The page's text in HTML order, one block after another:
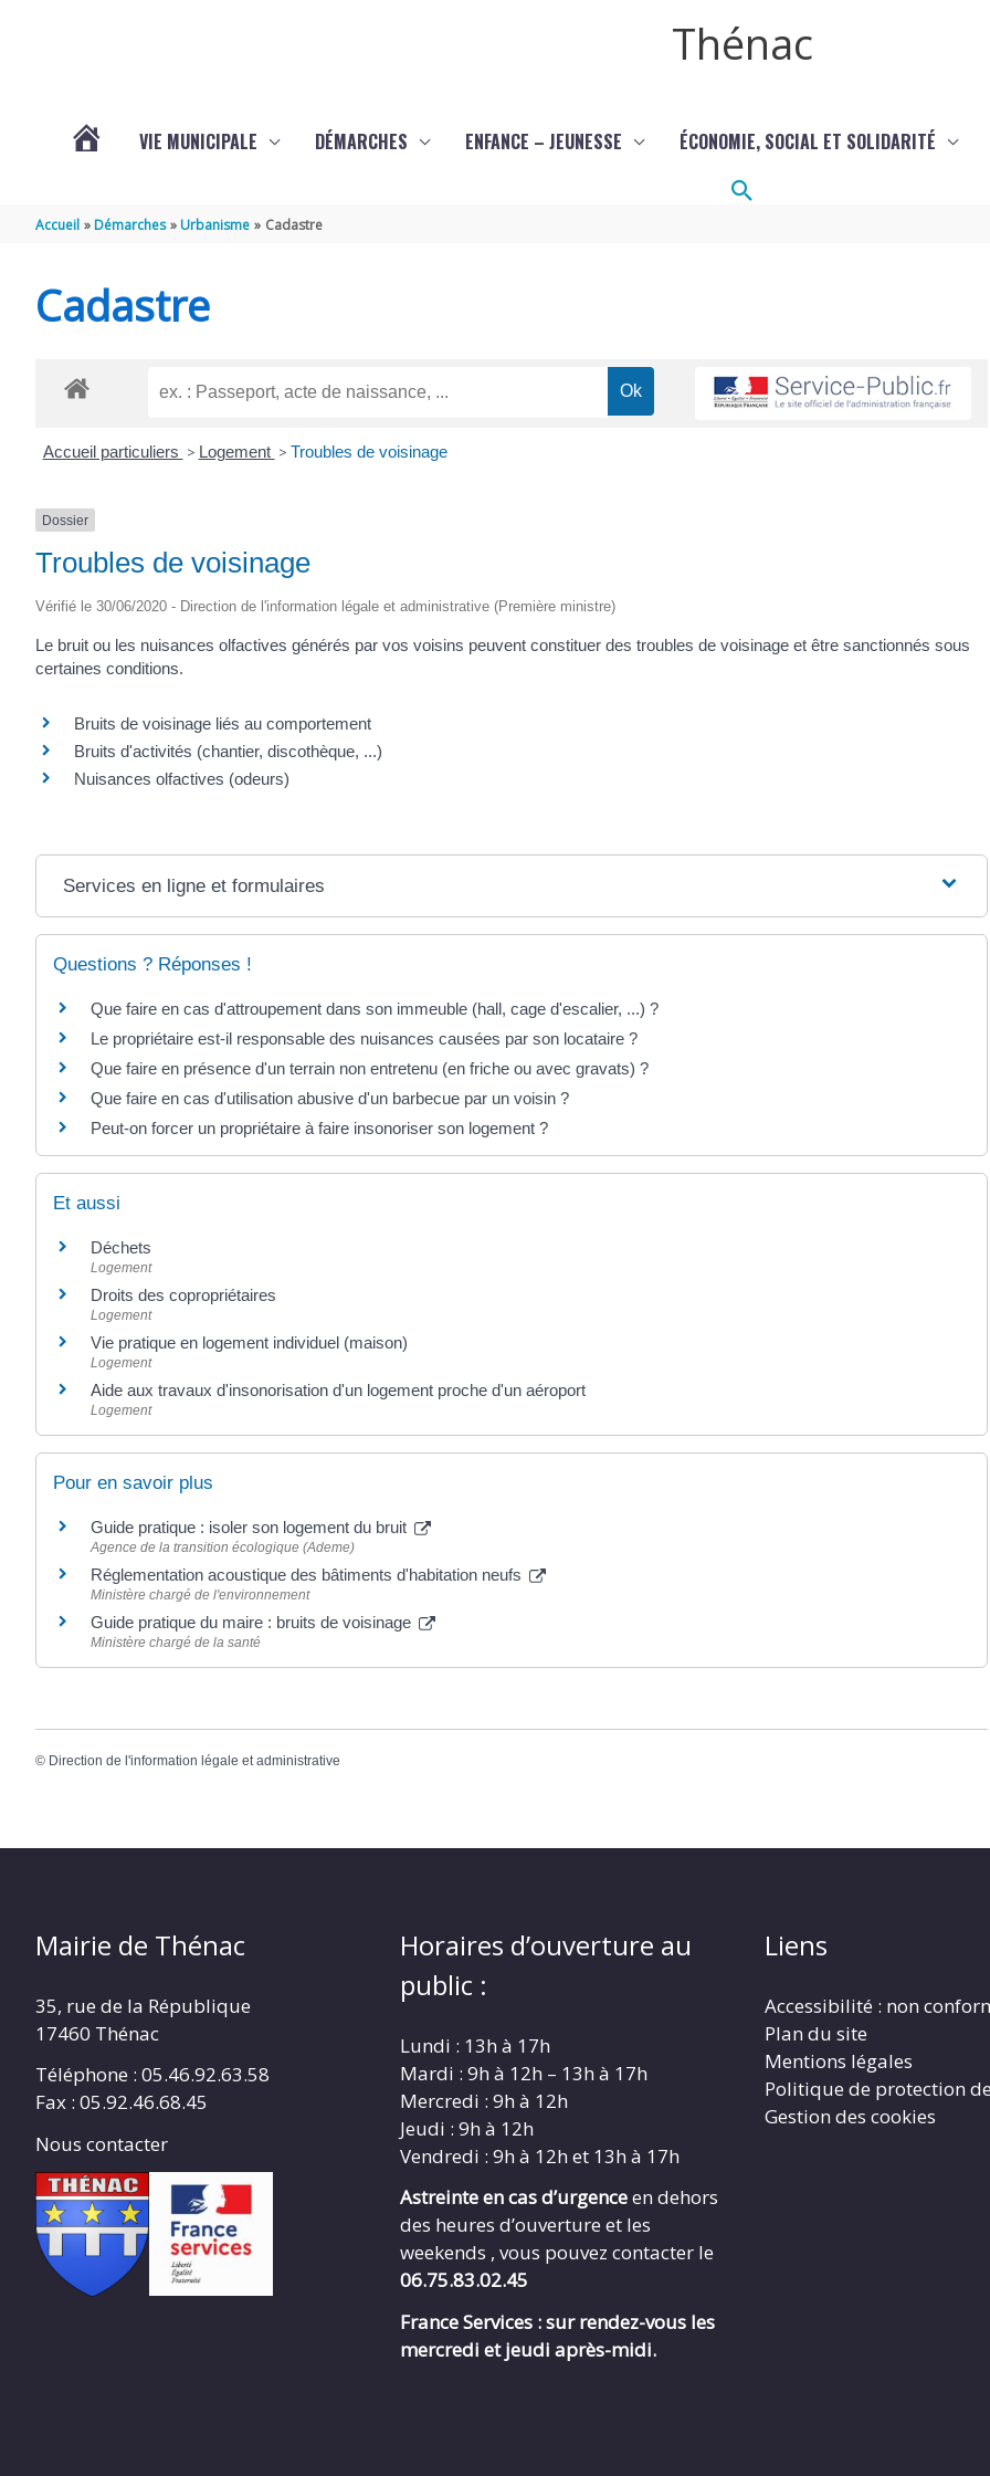
Thénac
THÉNAC
VIE MUNICIPALE DÉMARCHES ENFANCE – JEUNESSE ÉCONOMIE, SOCIAL ET SOLIDARITÉ
Rechercher
Accueil Démarches Urbanisme Cadastre
Cadastre
Accueil particuliers > Logement > Troubles de voisinage
Dossier
Troubles de voisinage
Vérifié le 30/06/2020 - Direction de l'information légale et administrative (Première ministre)
Le bruit ou les nuisances olfactives générés par vos voisins peuvent constituer des troubles de voisinage et être sanctionnés sous
certaines conditions.
Bruits de voisinage liés au comportement
Bruits d'activités (chantier, discothèque, ...)
Nuisances olfactives (odeurs)
Services en ligne et formulaires
Questions ? Réponses !
Que faire en cas d'attroupement dans son immeuble (hall, cage d'escalier, ...) ?
Le propriétaire est-il responsable des nuisances causées par son locataire ?
Que faire en présence d'un terrain non entretenu (en friche ou avec gravats) ?
Que faire en cas d'utilisation abusive d'un barbecue par un voisin ?
Peut-on forcer un propriétaire à faire insonoriser son logement ?
Et aussi
Déchets
Logement
Droits des copropriétaires
Logement
Vie pratique en logement individuel (maison)
Logement
Aide aux travaux d'insonorisation d'un logement proche d'un aéroport
Logement
Pour en savoir plus
Guide pratique : isoler son logement du bruit
Agence de la transition écologique (Ademe)
Réglementation acoustique des bâtiments d'habitation neufs
Ministère chargé de l'environnement
Guide pratique du maire : bruits de voisinage
Ministère chargé de la santé
© Direction de l'information légale et administrative
Mairie de Thénac
35, rue de la République
17460 Thénac
Téléphone : 05.46.92.63.58
Fax : 05.92.46.68.45
Nous contacter
Horaires d’ouverture au
public :
Lundi : 13h à 17h
Mardi : 9h à 12h – 13h à 17h
Mercredi : 9h à 12h
Jeudi : 9h à 12h
Vendredi : 9h à 12h et 13h à 17h
Astreinte en cas d’urgenceen dehors
des heures d’ouverture et les
weekends , vous pouvez contacter le
06.75.83.02.45
France Services : sur rendez-vous les
mercredi et jeudi après-midi.
Liens
Accessibilité : non
Plan du site
Mentions légales
Politique de protection
Gestion des cookies